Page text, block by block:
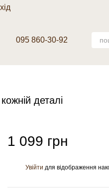
095 860-30-92
деталі
1 099 грн
Увійти для відображення